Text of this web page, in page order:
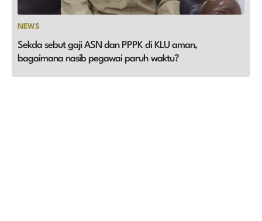
NEWS
Sekda sebut gaji ASN dan PPPK di KLU aman,
bagaimana nasib pegawai paruh waktu?